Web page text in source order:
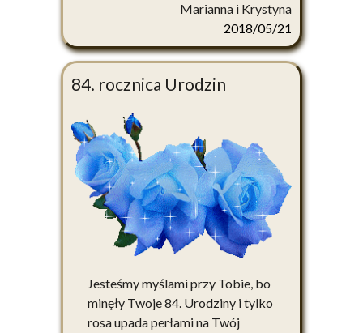
Marianna i Krystyna
2018/05/21
84. rocznica Urodzin
Jesteśmy myślami przy Tobie, bo
minęły Twoje 84. Urodziny i tylko
rosa upada perłami na Twój